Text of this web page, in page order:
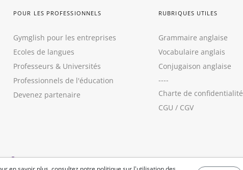
POUR LES PROFESSIONNELS
Gymglish pour les entreprises
Ecoles de langues
Professeurs & Universités
Professionnels de l'éducation
Devenez partenaire
RUBRIQUES UTILES
Grammaire anglaise
Vocabulaire anglais
Conjugaison anglaise
----
Charte de confidentialité
CGU / CGV